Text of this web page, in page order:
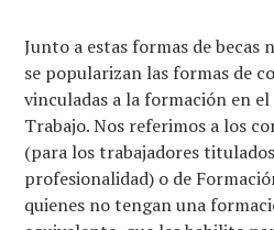
Junto a estas formas de becas
se popularizan las formas de
vinculadas a la formación en
Trabajo. Nos referimos a los
(para los trabajadores
profesionalidad) o de
quienes no tengan una